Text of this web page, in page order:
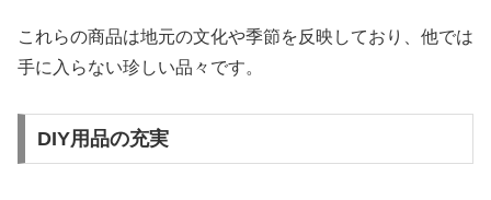
これらの商品は地元の文化や季節を反映しており、他では
手に入らない珍しい品々です。
DIY用品の充実